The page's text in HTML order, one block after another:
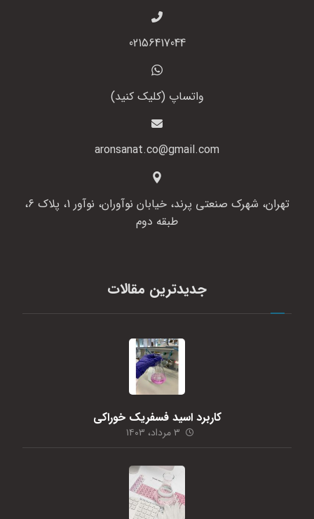
02156417044
واتساپ (کلیک کنید)
aronsanat.co@gmail.com
تهران، شهرک صنعتی پرند، خیابان نوآوران، نوآور 1، پلاک 6،
طبقه دوم
جدیدترین مقالات
کاربرد اسید فسفریک خوراکی
۳ مرداد، ۱۴۰۳